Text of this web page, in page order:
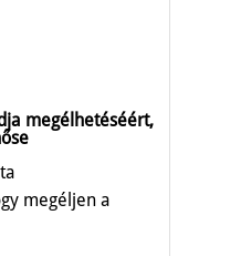
megélhetéséért,
megéljen a